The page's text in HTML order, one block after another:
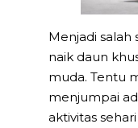
Menjadi salah
naik daun
muda. Tentu
menjumpai
aktivitas